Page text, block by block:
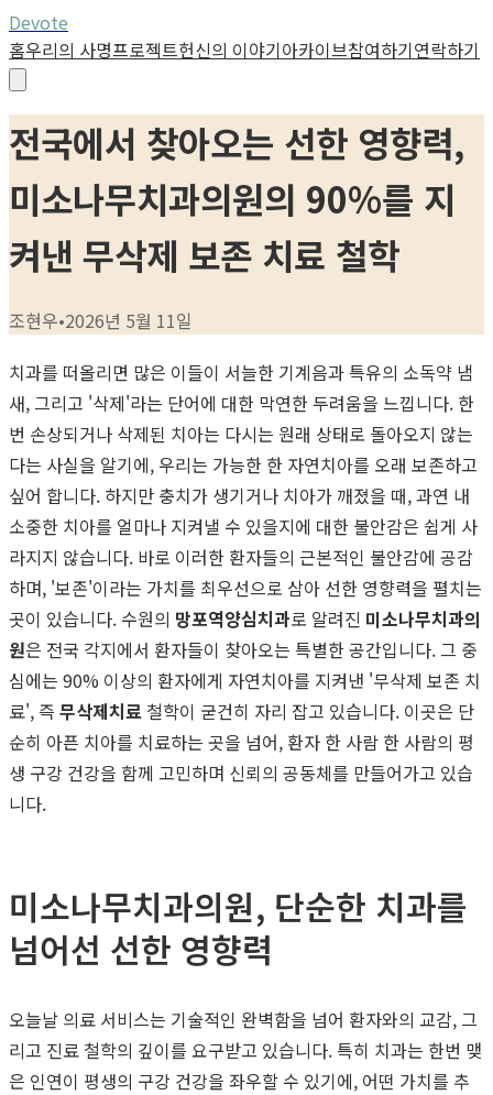
Devote
홈우리의 사명프로젝트헌신의 이야기아카이브참여하기연락하기
전국에서 찾아오는 선한 영향력,
미소나무치과의원의 90%를 지
켜낸 무삭제 보존 치료 철학
조현우•2026년 5월 11일
치과를 떠올리면 많은 이들이 서늘한 기계음과 특유의 소독약 냄
새, 그리고 '삭제'라는 단어에 대한 막연한 두려움을 느낍니다. 한
번 손상되거나 삭제된 치아는 다시는 원래 상태로 돌아오지 않는
다는 사실을 알기에, 우리는 가능한 한 자연치아를 오래 보존하고
싶어 합니다. 하지만 충치가 생기거나 치아가 깨졌을 때, 과연 내
소중한 치아를 얼마나 지켜낼 수 있을지에 대한 불안감은 쉽게 사
라지지 않습니다. 바로 이러한 환자들의 근본적인 불안감에 공감
하며, '보존'이라는 가치를 최우선으로 삼아 선한 영향력을 펼치는
곳이 있습니다. 수원의 망포역양심치과로 알려진 미소나무치과의
원은 전국 각지에서 환자들이 찾아오는 특별한 공간입니다. 그 중
심에는 90% 이상의 환자에게 자연치아를 지켜낸 '무삭제 보존 치
료', 즉 무삭제치료 철학이 굳건히 자리 잡고 있습니다. 이곳은 단
순히 아픈 치아를 치료하는 곳을 넘어, 환자 한 사람 한 사람의 평
생 구강 건강을 함께 고민하며 신뢰의 공동체를 만들어가고 있습
니다.
미소나무치과의원, 단순한 치과를
넘어선 선한 영향력
오늘날 의료 서비스는 기술적인 완벽함을 넘어 환자와의 교감, 그
리고 진료 철학의 깊이를 요구받고 있습니다. 특히 치과는 한번 맺
은 인연이 평생의 구강 건강을 좌우할 수 있기에, 어떤 가치를 추